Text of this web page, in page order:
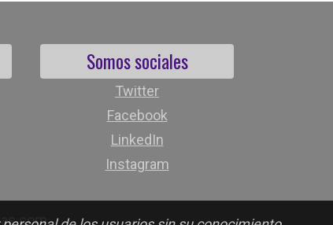
Somos sociales
Twitter
Facebook
LinkedIn
Instagram